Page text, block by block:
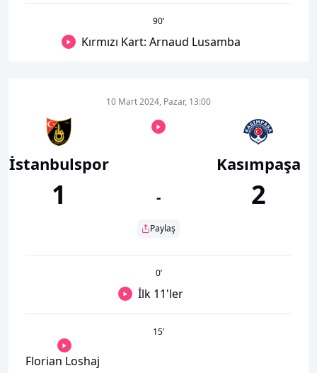
90’
Kırmızı Kart: Arnaud Lusamba
İstanbulspor
1
10 Mart 2024, Pazar, 13:00
-
Paylaş
Kasımpaşa
2
0’
İlk 11'ler
15’
Florian Loshaj